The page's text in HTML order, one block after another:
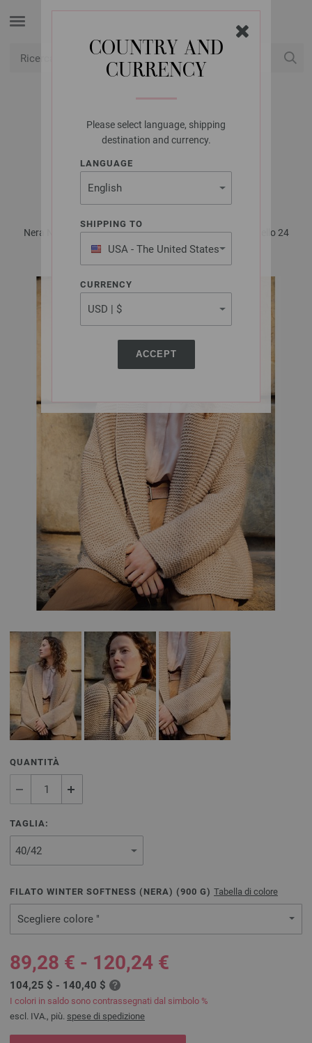
COUNTRY AND
CURRENCY
Please select language, shipping
destination and currency.
LANGUAGE
SHIPPING TO
USA - The United States
of America
CURRENCY
ACCEPT
LANA GROSSA
CARDIGAN WINTER
SOFTNESS
Nera No. 1 - Rivista tedesca + istruzioni in italiano | Modello 24
QUANTITÀ
TAGLIA:
FILATO WINTER SOFTNESS (NERA) (900 G) Tabella di colore
Scegliere colore "
89,28 € - 120,24 €
104,25 $ - 140,40 $
I colori in saldo sono contrassegnati dal simbolo %
escl. IVA., più. spese di spedizione